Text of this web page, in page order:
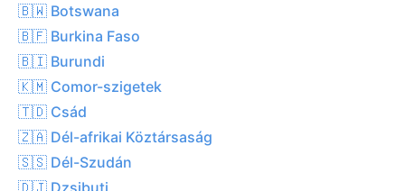
🇧🇼 Botswana
🇧🇫 Burkina Faso
🇧🇮 Burundi
🇰🇲 Comor-szigetek
🇹🇩 Csád
🇿🇦 Dél-afrikai Köztársaság
🇸🇸 Dél-Szudán
🇩🇯 Dzsibuti